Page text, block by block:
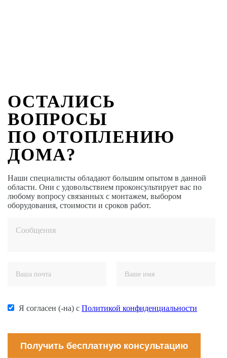
ОСТАЛИСЬ
ВОПРОСЫ
ПО ОТОПЛЕНИЮ
ДОМА?
Наши специалисты обладают большим опытом в данной
области. Они с удовольствием проконсультирует вас по
любому вопросу связанных с монтажем, выбором
оборудования, стоимости и сроков работ.
Я согласен (-на) с Политикой конфиденциальности
Получить бесплатную консультацию